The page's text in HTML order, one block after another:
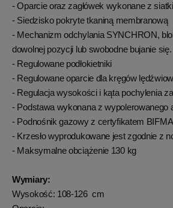
- Oparcie oraz zagłówek wykonane z
- Siedzisko pokryte tkaniną membranową
- Mechanizm odchylania SYNCHRON,
dowolnej pozycji lub swobodne bujanie się.
- Regulowane podłokietniki
- Regulowane oparcie dla kręgów
- Regulacja wysokości i kąta pochylenia
- Podstawa wykonana z wypolerowanego
- Podnośnik gazowy z certyfikatem BIFMA
- Krzesło wyprodukowane jest zgodnie z
- Maksymalne obciążenie 130 kg
Wymiary:
Wysokość: 108-126 cm